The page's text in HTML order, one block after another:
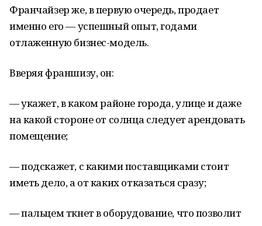
Франчайзер же, в первую очередь, продает
именно его — успешный опыт, годами
отлаженную бизнес-модель.
Вверяя франшизу, он:
— укажет, в каком районе города, улице и даже
на какой стороне от солнца следует арендовать
помещение;
— подскажет, с какими поставщиками стоит
иметь дело, а от каких отказаться сразу;
— пальцем ткнет в оборудование, что позволит